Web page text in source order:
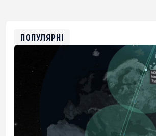
0xfD02863D3289416fcF50975c9DFda13623f97758
ПОПУЛЯРНІ